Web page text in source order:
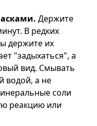
Держите
В редких
держите их
"задыхаться", а
вид. Смывать
водой, а не
соли
реакцию или